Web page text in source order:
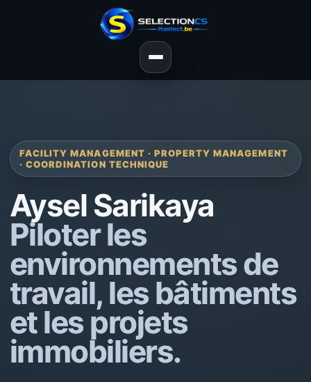
FACILITY MANAGEMENT · PROPERTY MANAGEMENT
· COORDINATION TECHNIQUE
Aysel Sarikaya
Piloter les
environnements de
travail, les bâtiments
et les projets
immobiliers.